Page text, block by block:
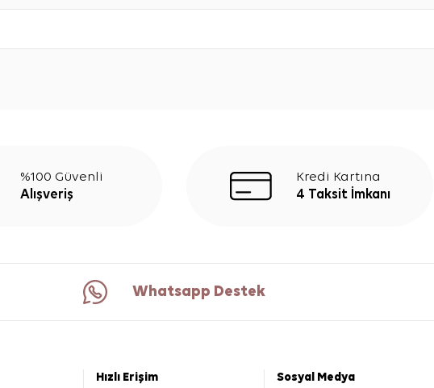
%100 Güvenli
Alışveriş
Kredi Kartına
4 Taksit İmkanı
Whatsapp Destek
Hızlı Erişim
Sosyal Medya